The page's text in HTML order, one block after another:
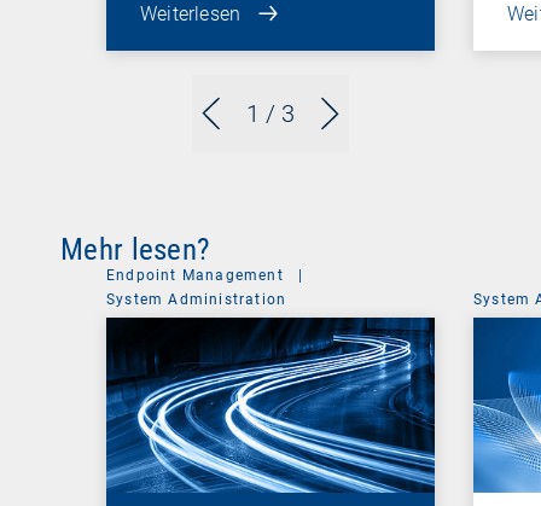
1 / 3
Weiterlesen
Mehr lesen?
Endpoint Management
System Administration
System